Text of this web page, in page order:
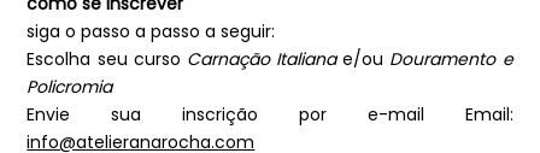
siga o passo a passo a seguir:
Escolha seu curso Carnação Italianae/ou Douramento e
Policromia
Envie sua inscrição por e-mail Email:
info@atelieranarocha.com